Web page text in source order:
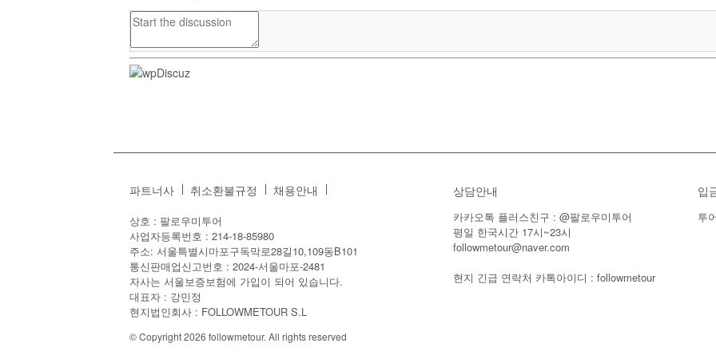
파트너사 취소환불규정 채용안내
상호 : 팔로우미투어
사업자등록번호 : 214-18-85980
주소: 서울특별시마포구독막로28길10,109동B101
통신판매업신고번호 : 2024-서울마포-2481
자사는 서울보증보험에 가입이 되어 있습니다.
대표자 : 강민정
현지법인회사 : FOLLOWMETOUR S.L
© Copyright 2026 followmetour. All rights reserved
상담안내
카카오톡 플러스친구 : @팔로우미투어
평일 한국시간 17시~23시
followmetour@naver.com
현지 긴급 연락처 카톡아이디 : followmetour
입
투